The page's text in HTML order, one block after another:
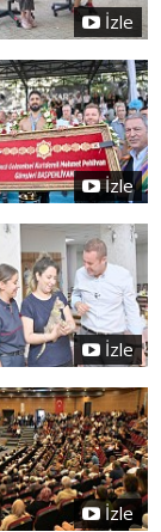
İzle
İzle
İzle
İzle